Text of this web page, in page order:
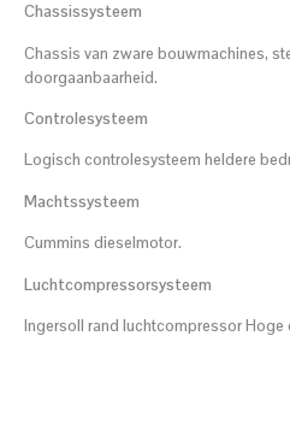
Chassissysteem
Chassis van zware bouwmachines,
doorgaanbaarheid.
Controlesysteem
Logisch controlesysteem heldere
Machtssysteem
Cummins dieselmotor.
Luchtcompressorsysteem
Ingersoll rand luchtcompressor Hoge